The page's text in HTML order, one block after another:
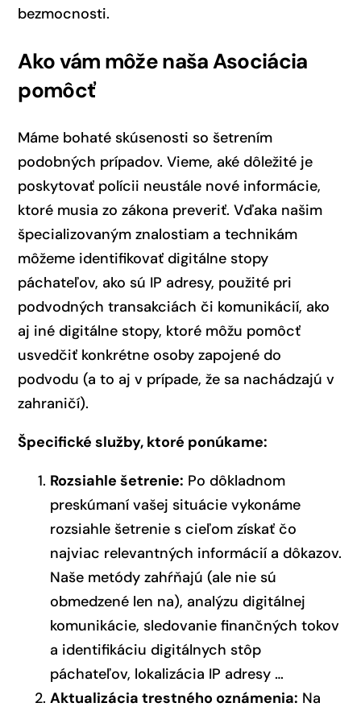
bezmocnosti.
Ako vám môže naša Asociácia
pomôcť
Máme bohaté skúsenosti so šetrením
podobných prípadov. Vieme, aké dôležité je
poskytovať polícii neustále nové informácie,
ktoré musia zo zákona preveriť. Vďaka našim
špecializovaným znalostiam a technikám
môžeme identifikovať digitálne stopy
páchateľov, ako sú IP adresy, použité pri
podvodných transakciách či komunikácií, ako
aj iné digitálne stopy, ktoré môžu pomôcť
usvedčiť konkrétne osoby zapojené do
podvodu (a to aj v prípade, že sa nachádzajú v
zahraničí).
Špecifické služby, ktoré ponúkame:
Rozsiahle šetrenie: Po dôkladnom
preskúmaní vašej situácie vykonáme
rozsiahle šetrenie s cieľom získať čo
najviac relevantných informácií a dôkazov.
Naše metódy zahŕňajú (ale nie sú
obmedzené len na), analýzu digitálnej
komunikácie, sledovanie finančných tokov
a identifikáciu digitálnych stôp
páchateľov, lokalizácia IP adresy …
Aktualizácia trestného oznámenia: Na